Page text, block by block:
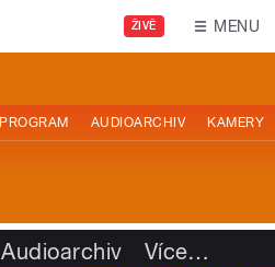
ŽIVĚ MENU
PROGRAM AUDIOARCHIV KAMERY
Audioarchiv Více…